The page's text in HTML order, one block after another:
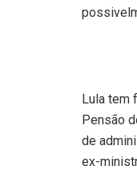
Lula tem
Pensão
de
ex-